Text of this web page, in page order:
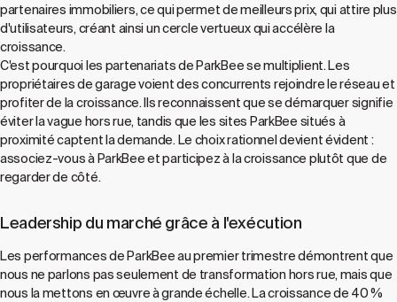
partenaires immobiliers, ce qui permet de meilleurs prix, qui attire plus
d'utilisateurs, créant ainsi un cercle vertueux qui accélère la
croissance.
C'est pourquoi les partenariats de ParkBee se multiplient. Les
propriétaires de garage voient des concurrents rejoindre le réseau et
profiter de la croissance. Ils reconnaissent que se démarquer signifie
éviter la vague hors rue, tandis que les sites ParkBee situés à
proximité captent la demande. Le choix rationnel devient évident :
associez-vous à ParkBee et participez à la croissance plutôt que de
regarder de côté.
Leadership du marché grâce à l'exécution
Les performances de ParkBee au premier trimestre démontrent que
nous ne parlons pas seulement de transformation hors rue, mais que
nous la mettons en œuvre à grande échelle. La croissance de 40 %